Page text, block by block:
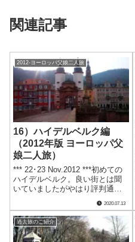
関連記事
2012-ヨーロッパ父娘二人旅
16）ハイデルベルク編
（2012年版 ヨーロッパ父
娘二人旅）
*** 22･23 Nov.2012 ***初めての
ハイデルベルク。良い街とは聞
いていましたがやはり評判通り
でした。また行きたい街の一つ
に加わりました。*ハイデルベル
クに到着した頃は既に真っ暗で
した。快適だったIC（インター
シティー）のコン.....
2020.07.13
過去旅のご紹介